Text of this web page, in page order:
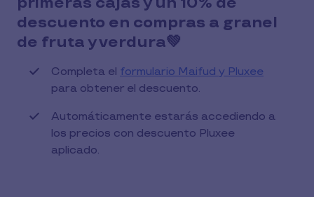
descuento en compras a granel
de fruta y verdura💚
Completa el formulario Maifud y Pluxee
para obtener el descuento.
Automáticamente estarás accediendo a
los precios con descuento Pluxee
aplicado.